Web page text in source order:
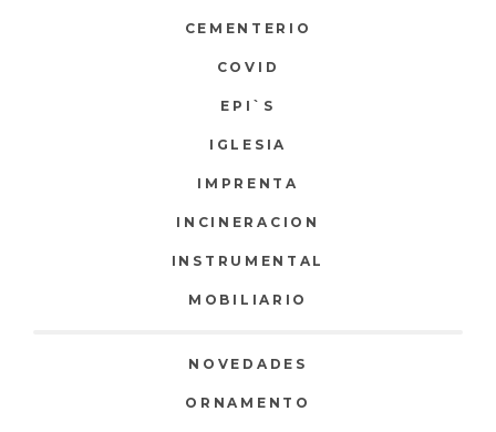
CEMENTERIO
COVID
EPI`S
IGLESIA
IMPRENTA
INCINERACION
INSTRUMENTAL
MOBILIARIO
NOVEDADES
ORNAMENTO